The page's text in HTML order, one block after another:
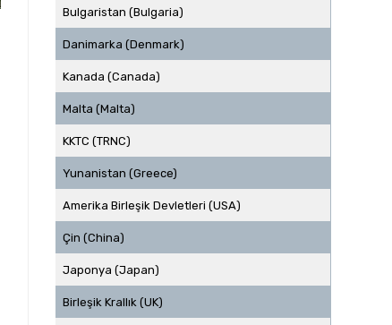
Bulgaristan (Bulgaria)
Danimarka (Denmark)
Kanada (Canada)
Malta (Malta)
KKTC (TRNC)
Yunanistan (Greece)
Amerika Birleşik Devletleri (USA)
Çin (China)
Japonya (Japan)
Birleşik Krallık (UK)